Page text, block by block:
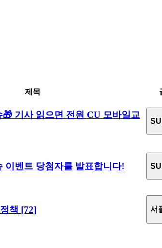
제목
기사 읽으면 전원 CU 모바일교
이벤트 당첨자를 발표합니다!
책 [72] 서